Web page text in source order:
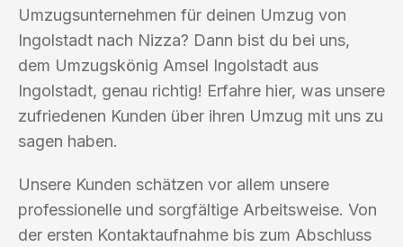
Umzugsunternehmen für deinen Umzug von
Ingolstadt nach Nizza? Dann bist du bei uns,
dem Umzugskönig Amsel Ingolstadt aus
Ingolstadt, genau richtig! Erfahre hier, was unsere
zufriedenen Kunden über ihren Umzug mit uns zu
sagen haben.
Unsere Kunden schätzen vor allem unsere
professionelle und sorgfältige Arbeitsweise. Von
der ersten Kontaktaufnahme bis zum Abschluss